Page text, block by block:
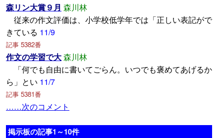
森リン大賞９月 森川林
従来の作文評価は、小学校低学年では「正しい表記がで
きている 11/9
記事 5382番
作文の学習で大森川林
「何でも自由に書いてごらん。いつでも褒めてあげるか
ら」とい 11/7
記事 5381番
……次のコメント
掲示板の記事1～10件